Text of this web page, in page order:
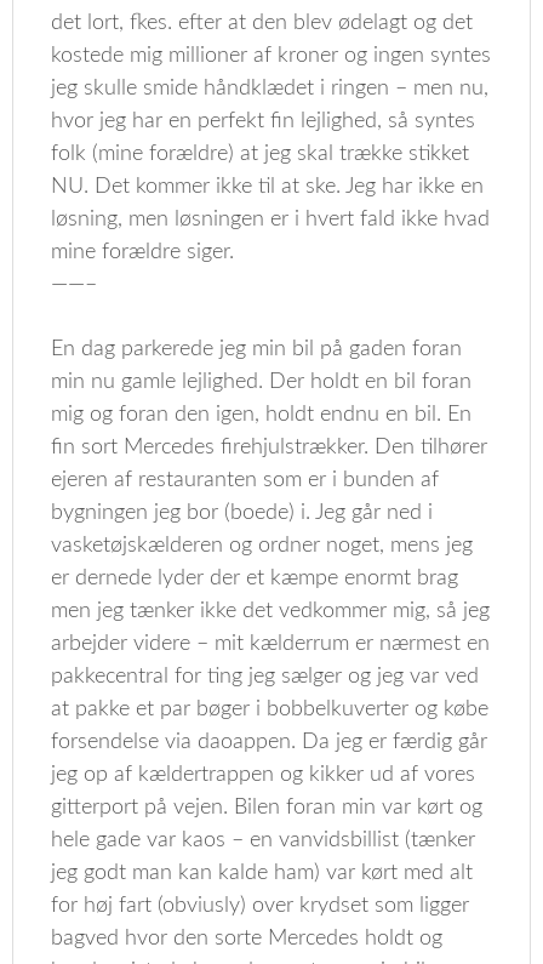
det lort, fkes. efter at den blev ødelagt og det
kostede mig millioner af kroner og ingen syntes
jeg skulle smide håndklædet i ringen – men nu,
hvor jeg har en perfekt fin lejlighed, så syntes
folk (mine forældre) at jeg skal trække stikket
NU. Det kommer ikke til at ske. Jeg har ikke en
løsning, men løsningen er i hvert fald ikke hvad
mine forældre siger.
——–
En dag parkerede jeg min bil på gaden foran
min nu gamle lejlighed. Der holdt en bil foran
mig og foran den igen, holdt endnu en bil. En
fin sort Mercedes firehjulstrækker. Den tilhører
ejeren af restauranten som er i bunden af
bygningen jeg bor (boede) i. Jeg går ned i
vasketøjskælderen og ordner noget, mens jeg
er dernede lyder der et kæmpe enormt brag
men jeg tænker ikke det vedkommer mig, så jeg
arbejder videre – mit kælderrum er nærmest en
pakkecentral for ting jeg sælger og jeg var ved
at pakke et par bøger i bobbelkuverter og købe
forsendelse via daoappen. Da jeg er færdig går
jeg op af kældertrappen og kikker ud af vores
gitterport på vejen. Bilen foran min var kørt og
hele gade var kaos – en vanvidsbillist (tænker
jeg godt man kan kalde ham) var kørt med alt
for høj fart (obviusly) over krydset som ligger
bagved hvor den sorte Mercedes holdt og